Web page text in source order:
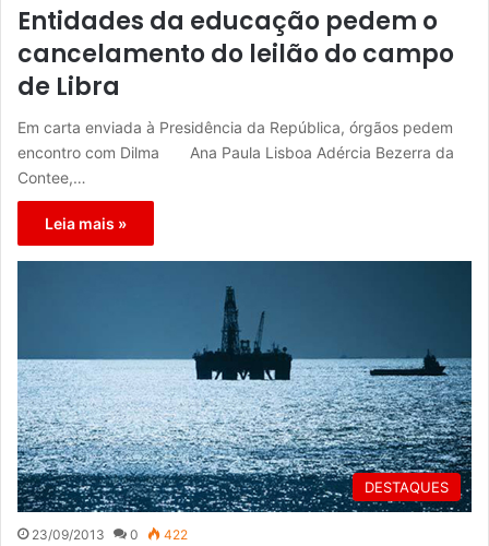
Entidades da educação pedem o
cancelamento do leilão do campo
de Libra
Em carta enviada à Presidência da República, órgãos pedem
encontro com Dilma Ana Paula Lisboa Adércia Bezerra da
Contee,…
Leia mais »
DESTAQUES
23/09/2013 0 422